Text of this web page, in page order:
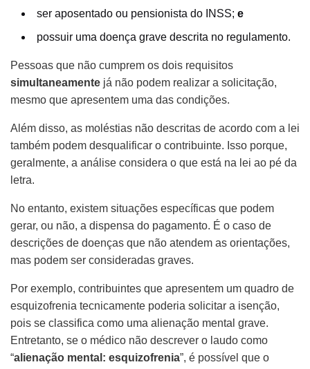
ser aposentado ou pensionista do INSS; e
possuir uma doença grave descrita no regulamento.
Pessoas que não cumprem os dois requisitos
simultaneamente já não podem realizar a solicitação,
mesmo que apresentem uma das condições.
Além disso, as moléstias não descritas de acordo com a lei
também podem desqualificar o contribuinte. Isso porque,
geralmente, a análise considera o que está na lei ao pé da
letra.
No entanto, existem situações específicas que podem
gerar, ou não, a dispensa do pagamento. É o caso de
descrições de doenças que não atendem as orientações,
mas podem ser consideradas graves.
Por exemplo, contribuintes que apresentem um quadro de
esquizofrenia tecnicamente poderia solicitar a isenção,
pois se classifica como uma alienação mental grave.
Entretanto, se o médico não descrever o laudo como
“alienação mental: esquizofrenia”, é possível que o